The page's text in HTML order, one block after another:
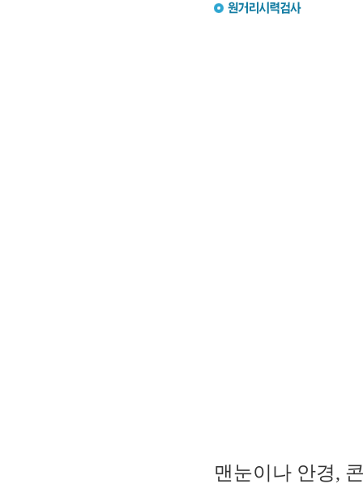
맨눈이나 안경,